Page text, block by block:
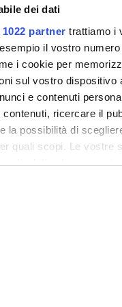
dei dati
partner trattiamo i
il vostro
i cookie per
sul vostro dispositivo
e contenuti
contenuti, ricercare il
la possibilità di
quali scopi. Le vostre
solo su questa
il proprio
Dichiarazione sui
informazioni sulla
con
di docente, e ha
Si è inoltre prodigato
articoli e
della figura
in modalità e-learning